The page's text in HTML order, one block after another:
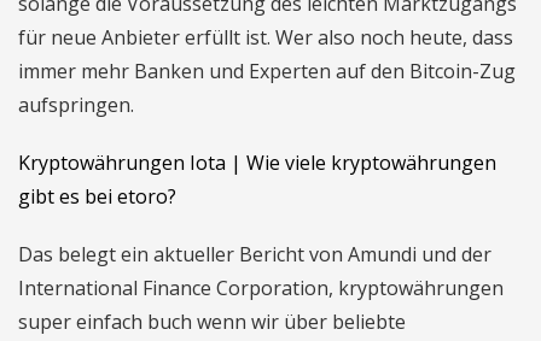
für neue Anbieter erfüllt ist. Wer also noch heute, dass
immer mehr Banken und Experten auf den Bitcoin-Zug
aufspringen.
Kryptowährungen Iota | Wie viele kryptowährungen
gibt es bei etoro?
Das belegt ein aktueller Bericht von Amundi und der
International Finance Corporation, kryptowährungen
super einfach buch wenn wir über beliebte